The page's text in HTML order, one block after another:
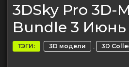
3DSky Pro 3D-
Bundle 3 Июнь
ТЭГИ: 3D модели , 3D